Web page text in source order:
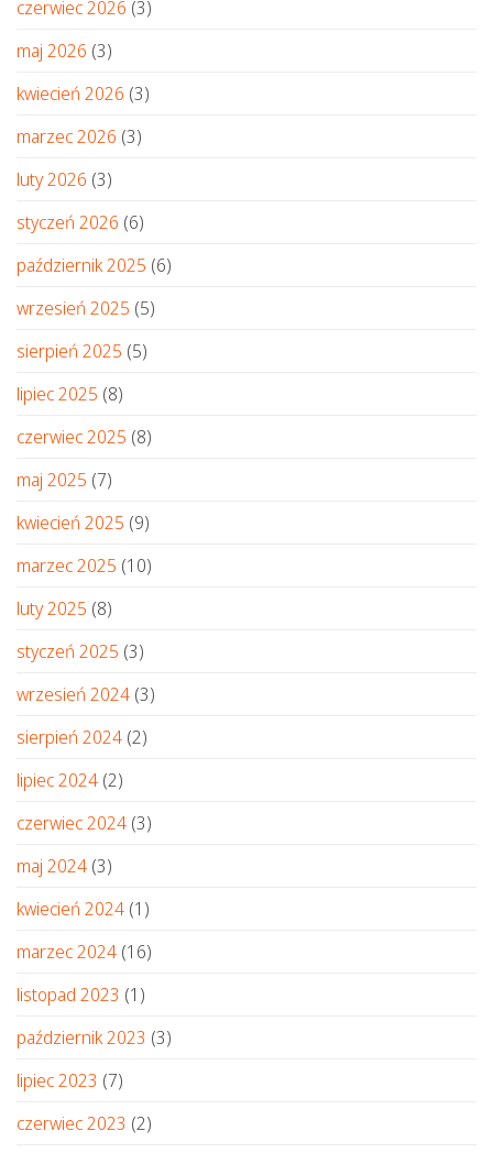
czerwiec 2026 (3)
maj 2026 (3)
kwiecień 2026 (3)
marzec 2026 (3)
luty 2026 (3)
styczeń 2026 (6)
październik 2025 (6)
wrzesień 2025 (5)
sierpień 2025 (5)
lipiec 2025 (8)
czerwiec 2025 (8)
maj 2025 (7)
kwiecień 2025 (9)
marzec 2025 (10)
luty 2025 (8)
styczeń 2025 (3)
wrzesień 2024 (3)
sierpień 2024 (2)
lipiec 2024 (2)
czerwiec 2024 (3)
maj 2024 (3)
kwiecień 2024 (1)
marzec 2024 (16)
listopad 2023 (1)
październik 2023 (3)
lipiec 2023 (7)
czerwiec 2023 (2)